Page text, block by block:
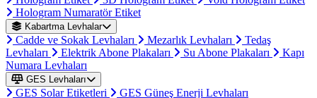
Hologram Numaratör Etiket
Kabartma Levhalar
Cadde ve Sokak Levhaları Mezarlık Levhaları
Tedaş
Levhaları
Elektrik Abone Plakaları Su Abone Plakaları
Kapı
Numara Levhaları
GES Levhaları
GES Solar Etiketleri GES Güneş Enerji Levhaları